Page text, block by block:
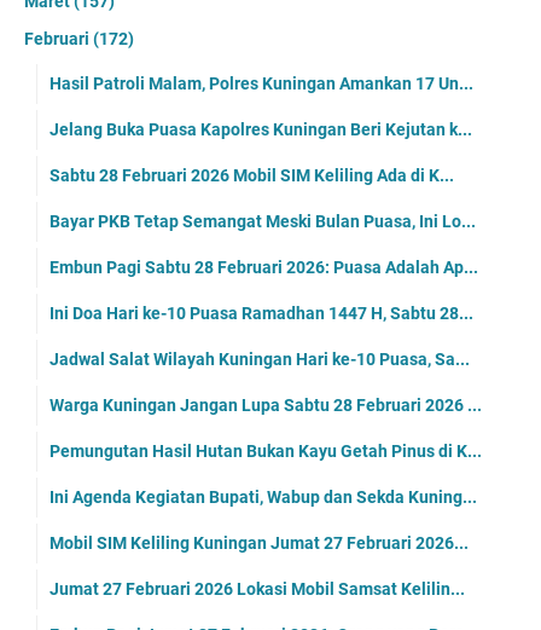
Februari (172)
Hasil Patroli Malam, Polres Kuningan Amankan 17 Un...
Jelang Buka Puasa Kapolres Kuningan Beri Kejutan k...
Sabtu 28 Februari 2026 Mobil SIM Keliling Ada di K...
Bayar PKB Tetap Semangat Meski Bulan Puasa, Ini Lo...
Embun Pagi Sabtu 28 Februari 2026: Puasa Adalah Ap...
Ini Doa Hari ke-10 Puasa Ramadhan 1447 H, Sabtu 28...
Jadwal Salat Wilayah Kuningan Hari ke-10 Puasa, Sa...
Warga Kuningan Jangan Lupa Sabtu 28 Februari 2026 ...
Pemungutan Hasil Hutan Bukan Kayu Getah Pinus di K...
Ini Agenda Kegiatan Bupati, Wabup dan Sekda Kuning...
Mobil SIM Keliling Kuningan Jumat 27 Februari 2026...
Jumat 27 Februari 2026 Lokasi Mobil Samsat Kelilin...